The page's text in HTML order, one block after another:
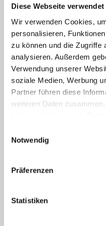
Diese Webseite
Wir verwenden Cookies,
personalisieren,
zu können und die Zugriffe
analysieren. Außerdem
Verwendung unserer
soziale Medien, Werbung
Partner führen diese
weiteren Daten
Notwendig
Präferenzen
Statistiken
www.salonwenter.com